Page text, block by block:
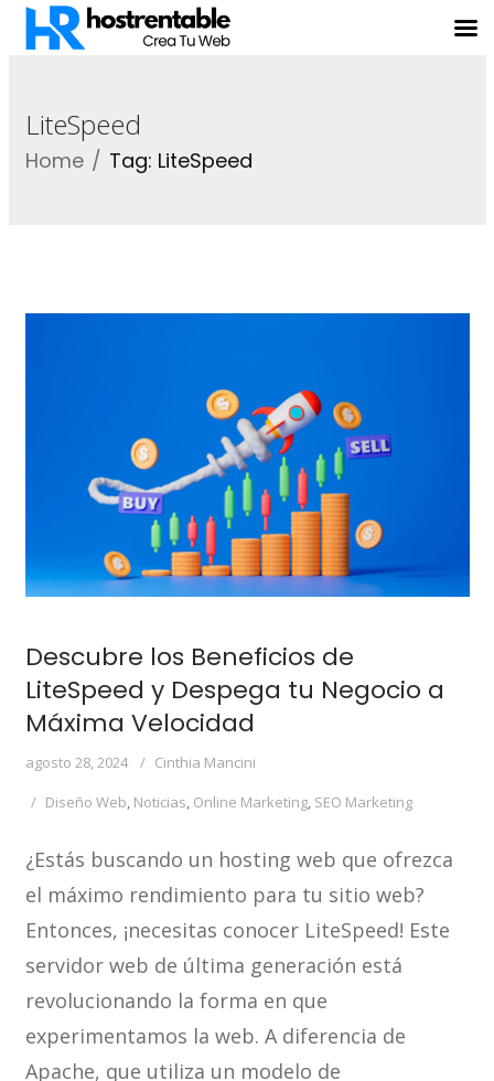
LiteSpeed
Home Tag: LiteSpeed
Descubre los Beneficios de
LiteSpeed y Despega tu Negocio a
Máxima Velocidad
agosto 28, 2024
Cinthia Mancini
Diseño Web, Noticias, Online Marketing, SEO Marketing
¿Estás buscando un hosting web que ofrezca
el máximo rendimiento para tu sitio web?
Entonces, ¡necesitas conocer LiteSpeed! Este
servidor web de última generación está
revolucionando la forma en que
experimentamos la web. A diferencia de
Apache, que utiliza un modelo de